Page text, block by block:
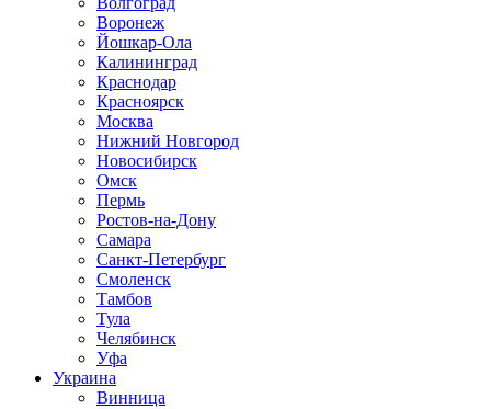
Воронеж
Йошкар-Ола
Калининград
Краснодар
Красноярск
Москва
Нижний Новгород
Новосибирск
Омск
Пермь
Ростов-на-Дону
Самара
Санкт-Петербург
Смоленск
Тамбов
Тула
Челябинск
Уфа
Украина
Винница